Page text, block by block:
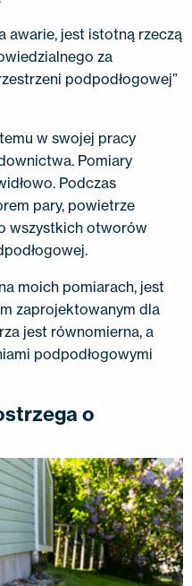
awarie, jest istotną rzeczą
za
podpodłogowej”
w swojej pracy
Pomiary
Podczas
pary, powietrze
wszystkich otworów
moich pomiarach, jest
zaprojektowanym dla
jest równomierna, a
podpodłogowymi
o